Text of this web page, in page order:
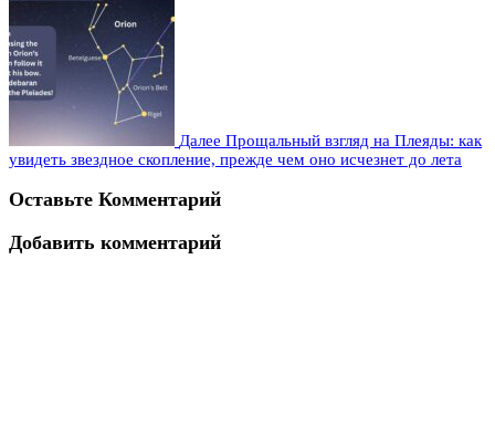
Далее Прощальный взгляд на Плеяды: как
увидеть звездное скопление, прежде чем оно исчезнет до лета
Оставьте Комментарий
Добавить комментарий